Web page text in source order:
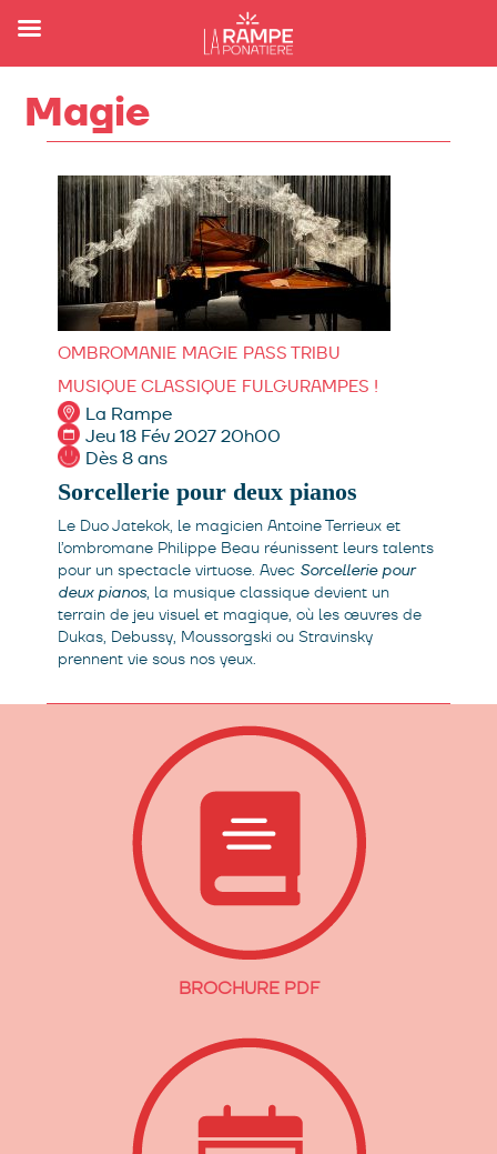
Magie
Sorcellerie pour deux pianos
Le Duo Jatekok, le magicien Antoine Terrieux et
l’ombromane Philippe Beau réunissent leurs talents
pour un spectacle virtuose. Avec Sorcellerie pour
deux pianos, la musique classique devient un
terrain de jeu visuel et magique, où les œuvres de
Dukas, Debussy, Moussorgski ou Stravinsky
prennent vie sous nos yeux.
OMBROMANIE MAGIE PASS TRIBU
MUSIQUE CLASSIQUE FULGURAMPES !
La Rampe
Jeu 18 Fév 2027 20h00
Dès 8 ans
BROCHURE PDF